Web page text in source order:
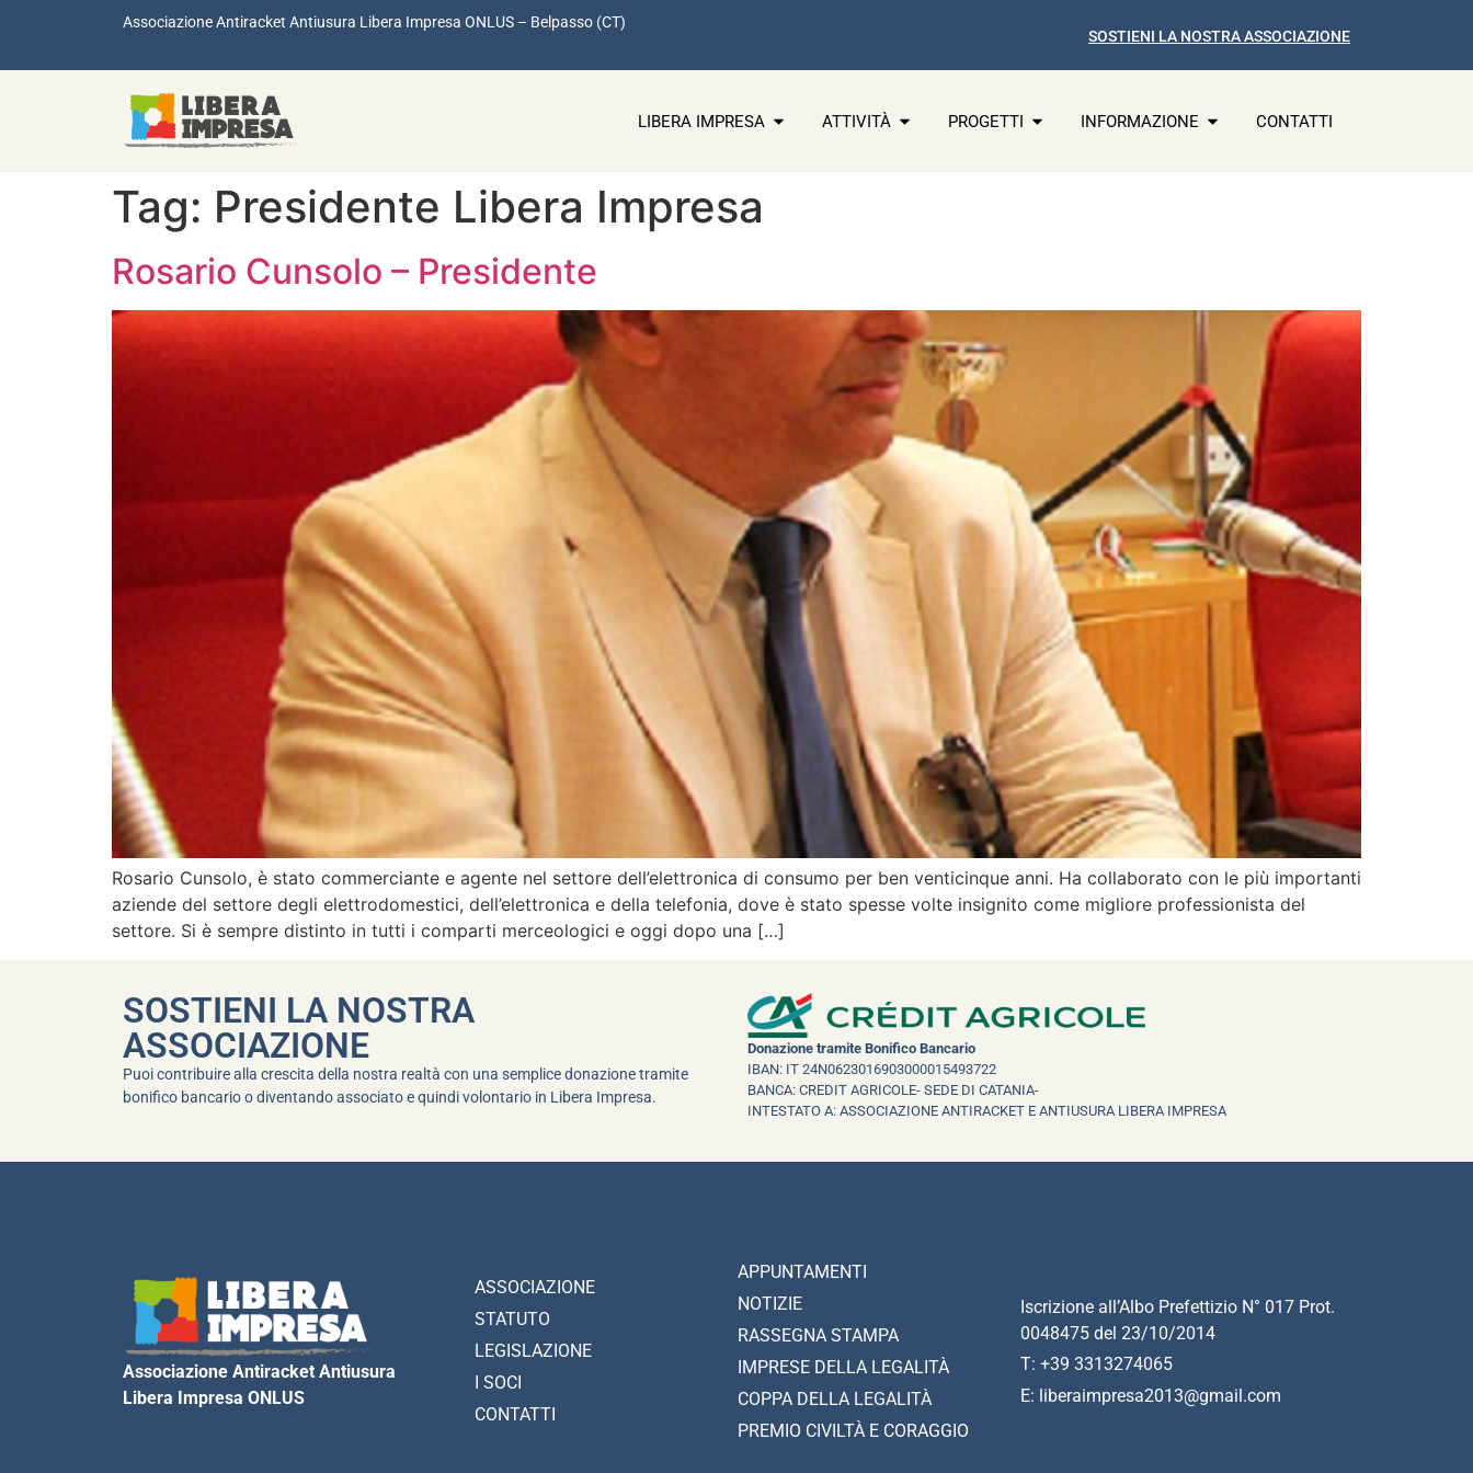
Associazione Antiracket Antiusura Libera Impresa ONLUS – Belpasso (CT)
SOSTIENI LA NOSTRA ASSOCIAZIONE
LIBERA IMPRESA ATTIVITÀ PROGETTI INFORMAZIONE CONTATTI
Tag: Presidente Libera Impresa
Rosario Cunsolo – Presidente
Rosario Cunsolo, è stato commerciante e agente nel settore dell’elettronica di consumo per ben venticinque anni. Ha collaborato con le più importanti
aziende del settore degli elettrodomestici, dell’elettronica e della telefonia, dove è stato spesse volte insignito come migliore professionista del
settore. Si è sempre distinto in tutti i comparti merceologici e oggi dopo una […]
SOSTIENI LA NOSTRA
ASSOCIAZIONE
Puoi contribuire alla crescita della nostra realtà con una semplice donazione tramite
bonifico bancario o diventando associato e quindi volontario in Libera Impresa.
Donazione tramite Bonifico Bancario
IBAN: IT 24N0623016903000015493722
BANCA: CREDIT AGRICOLE- SEDE DI CATANIA-
INTESTATO A: ASSOCIAZIONE ANTIRACKET E ANTIUSURA LIBERA IMPRESA
Associazione Antiracket Antiusura
Libera Impresa ONLUS
ASSOCIAZIONE
STATUTO
LEGISLAZIONE
I SOCI
CONTATTI
APPUNTAMENTI
NOTIZIE
RASSEGNA STAMPA
IMPRESE DELLA LEGALITÀ
COPPA DELLA LEGALITÀ
PREMIO CIVILTÀ E CORAGGIO
Iscrizione all’Albo Prefettizio N° 017 Prot.
0048475 del 23/10/2014
T: +39 3313274065
E: liberaimpresa2013@gmail.com